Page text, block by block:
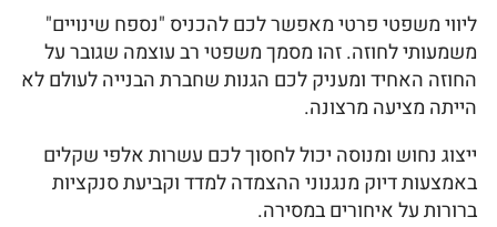
ליווי משפטי פרטי מאפשר לכם להכניס "נספח שינויים"
משמעותי לחוזה. זהו מסמך משפטי רב עוצמה שגובר על
החוזה האחיד ומעניק לכם הגנות שחברת הבנייה לעולם לא
הייתה מציעה מרצונה.
ייצוג נחוש ומנוסה יכול לחסוך לכם עשרות אלפי שקלים
באמצעות דיוק מנגנוני ההצמדה למדד וקביעת סנקציות
ברורות על איחורים במסירה.